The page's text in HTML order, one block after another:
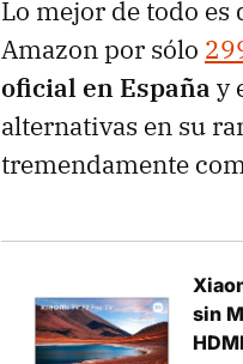
Lo mejor de todo
Amazon por sólo
oficial en España y
alternativas en su
tremendamente
sin